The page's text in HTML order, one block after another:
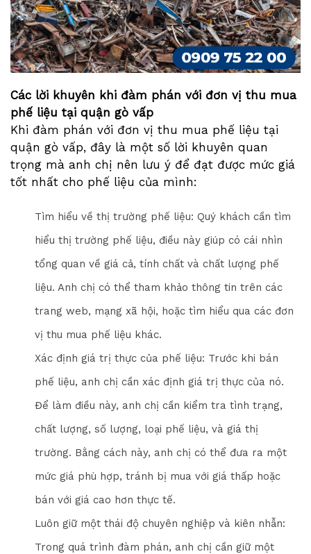
Các lời khuyên khi đàm phán với đơn vị thu mua
phế liệu tại quận gò vấp
Khi đàm phán với đơn vị thu mua phế liệu tại
quận gò vấp, đây là một số lời khuyên quan
trọng mà anh chị nên lưu ý để đạt được mức giá
tốt nhất cho phế liệu của mình:
Tìm hiểu về thị trường phế liệu: Quý khách cần tìm
hiểu thị trường phế liệu, điều này giúp có cái nhìn
tổng quan về giá cả, tính chất và chất lượng phế
liệu. Anh chị có thể tham khảo thông tin trên các
trang web, mạng xã hội, hoặc tìm hiểu qua các đơn
vị thu mua phế liệu khác.
Xác định giá trị thực của phế liệu: Trước khi bán
phế liệu, anh chị cần xác định giá trị thực của nó.
Để làm điều này, anh chị cần kiểm tra tình trạng,
chất lượng, số lượng, loại phế liệu, và giá thị
trường. Bằng cách này, anh chị có thể đưa ra một
mức giá phù hợp, tránh bị mua với giá thấp hoặc
bán với giá cao hơn thực tế.
Luôn giữ một thái độ chuyên nghiệp và kiên nhẫn:
Trong quá trình đàm phán, anh chị cần giữ một